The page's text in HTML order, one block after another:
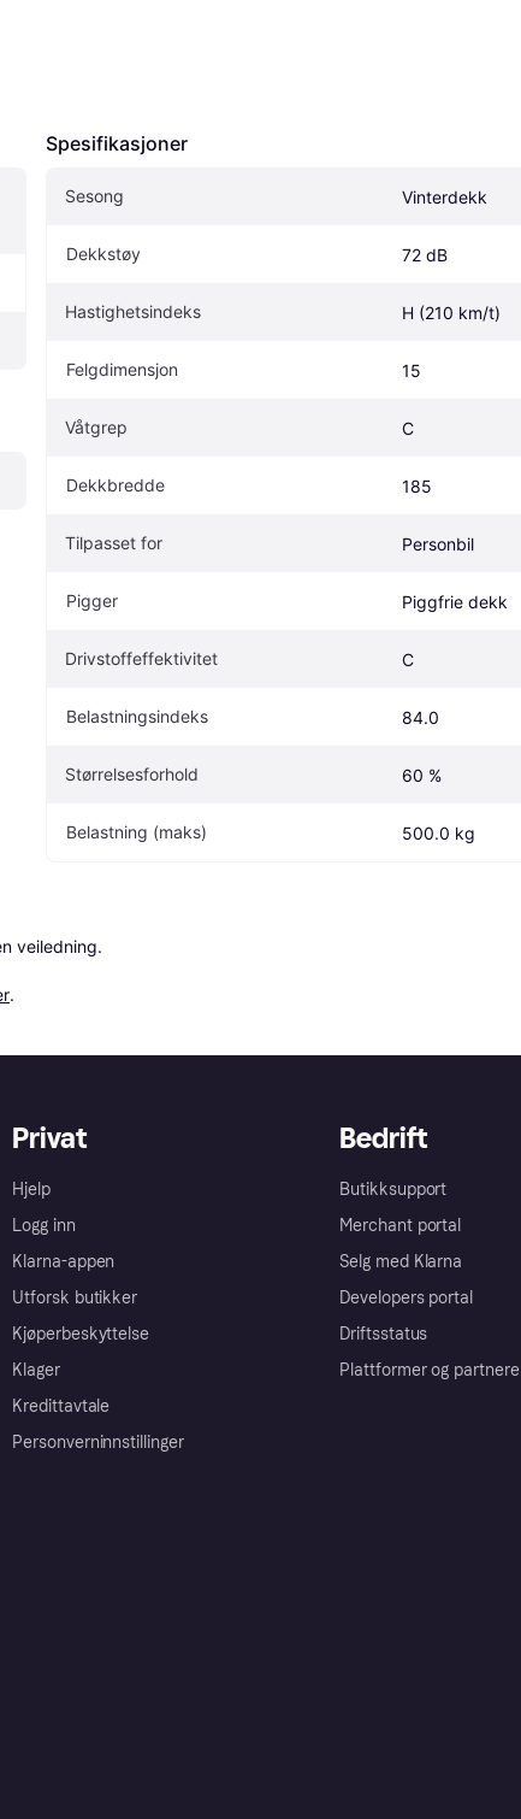
Spesifikasjoner
Sesong Vinterdekk
Dekkstøy 72 dB
Hastighetsindeks H (210 km/t)
Felgdimensjon 15
Våtgrep C
Dekkbredde 185
Tilpasset for Personbil
Pigger Piggfrie dekk
Drivstoffeffektivitet C
Belastningsindeks 84.0
Størrelsesforhold 60 %
Belastning (maks) 500.0 kg
veiledning.
.
Privat
Hjelp
Logg inn
Klarna-appen
Utforsk butikker
Kjøperbeskyttelse
Klager
Kredittavtale
Personverninnstillinger
Bedrift
Butikksupport
Merchant portal
Selg med Klarna
Developers portal
Driftsstatus
Plattformer og partnere